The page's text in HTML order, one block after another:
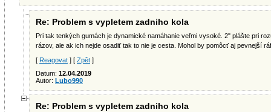
Re: Problem s vypletem zadniho kola
Pri tak tenkých gumách je dynamické namáhanie veľmi vysoké. 2" plášte pri
rázov, ale ak ich nejde osadiť tak to nie je cesta. Mohol by pomôcť aj pevnejší
[ Reagovat ] [ Zpět ]
Datum: 12.04.2019
Autor: Lubo990
Re: Problem s vypletem zadniho kola